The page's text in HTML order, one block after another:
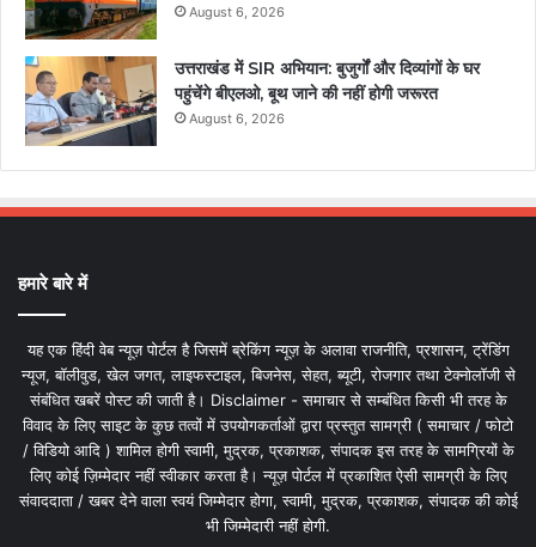
August 6, 2026
उत्तराखंड में SIR अभियान: बुजुर्गों और दिव्यांगों के घर
पहुंचेंगे बीएलओ, बूथ जाने की नहीं होगी जरूरत
August 6, 2026
हमारे बारे में
यह एक हिंदी वेब न्यूज़ पोर्टल है जिसमें ब्रेकिंग न्यूज़ के अलावा राजनीति, प्रशासन, ट्रेंडिंग
न्यूज, बॉलीवुड, खेल जगत, लाइफस्टाइल, बिजनेस, सेहत, ब्यूटी, रोजगार तथा टेक्नोलॉजी से
संबंधित खबरें पोस्ट की जाती है। Disclaimer - समाचार से सम्बंधित किसी भी तरह के
विवाद के लिए साइट के कुछ तत्वों में उपयोगकर्ताओं द्वारा प्रस्तुत सामग्री ( समाचार / फोटो
/ विडियो आदि ) शामिल होगी स्वामी, मुद्रक, प्रकाशक, संपादक इस तरह के सामग्रियों के
लिए कोई ज़िम्मेदार नहीं स्वीकार करता है। न्यूज़ पोर्टल में प्रकाशित ऐसी सामग्री के लिए
संवाददाता / खबर देने वाला स्वयं जिम्मेदार होगा, स्वामी, मुद्रक, प्रकाशक, संपादक की कोई
भी जिम्मेदारी नहीं होगी.